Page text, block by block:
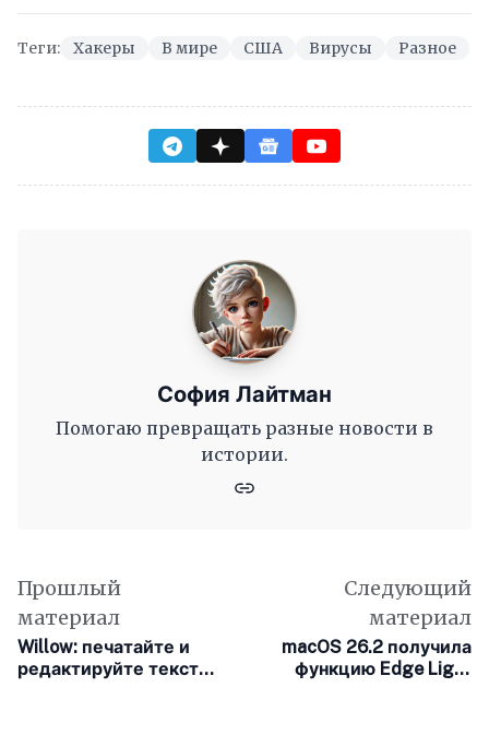
Теги: Хакеры В мире США Вирусы Разное
София Лайтман
Помогаю превращать разные новости в
истории.
Прошлый
материал
Willow: печатайте и
редактируйте текст
Следующий
материал
macOS 26.2 получила
функцию Edge Light